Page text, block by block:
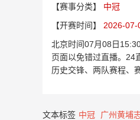
【赛事分类】
中冠
【开赛时间】
2026-07-
北京时间07月08日
页面以免错过直播。24
历史交锋、两队赛程、
文本标签 中冠 广州黄埔